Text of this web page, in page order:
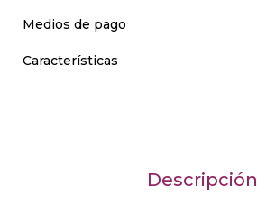
Medios de pago
Características
Descripción